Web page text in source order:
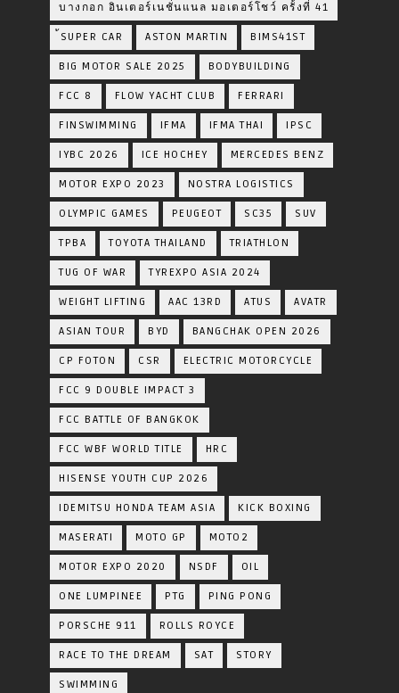
บางกอก อินเตอร์เนชั่นแนล มอเตอร์โชว์ ครั้งที่ 41
้SUPER CAR ASTON MARTIN BIMS41ST
BIG MOTOR SALE 2025 BODYBUILDING
FCC 8 FLOW YACHT CLUB FERRARI
FINSWIMMING IFMA IFMA THAI IPSC
IYBC 2026 ICE HOCHEY MERCEDES BENZ
MOTOR EXPO 2023 NOSTRA LOGISTICS
OLYMPIC GAMES PEUGEOT SC35 SUV
TPBA TOYOTA​ THAILAND​ TRIATHLON
TUG OF WAR TYREXPO ASIA 2024
WEIGHT LIFTING AAC 13RD ATUS AVATR
ASIAN TOUR BYD BANGCHAK OPEN 2026
CP FOTON CSR ELECTRIC MOTORCYCLE
FCC 9 DOUBLE IMPACT 3
FCC BATTLE OF BANGKOK
FCC WBF WORLD TITLE HRC
HISENSE YOUTH CUP 2026
IDEMITSU HONDA TEAM ASIA KICK BOXING
MASERATI MOTO GP MOTO2
MOTOR EXPO 2020 NSDF OIL
ONE LUMPINEE PTG PING PONG
PORSCHE 911 ROLLS ROYCE
RACE TO THE DREAM SAT STORY
SWIMMING